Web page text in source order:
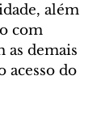
além
com
as demais
acesso do